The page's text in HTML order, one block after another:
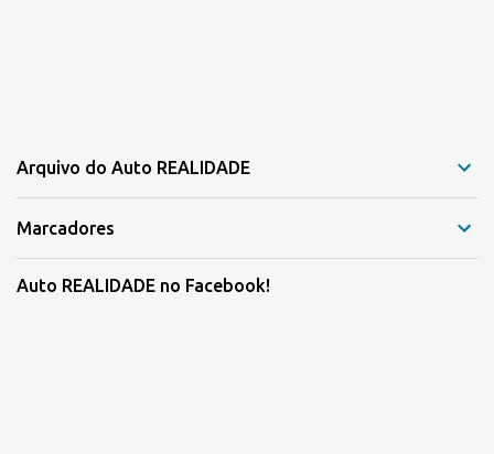
Arquivo do Auto REALIDADE
Marcadores
Auto REALIDADE no Facebook!